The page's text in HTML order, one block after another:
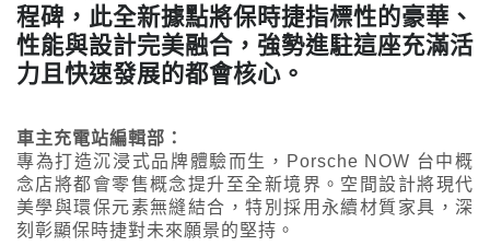
程碑，此全新據點將保時捷指標性的豪華、
性能與設計完美融合，強勢進駐這座充滿活
力且快速發展的都會核心。
車主充電站編輯部：
專為打造沉浸式品牌體驗而生，Porsche NOW 台中概
念店將都會零售概念提升至全新境界。空間設計將現代
美學與環保元素無縫結合，特別採用永續材質家具，深
刻彰顯保時捷對未來願景的堅持。